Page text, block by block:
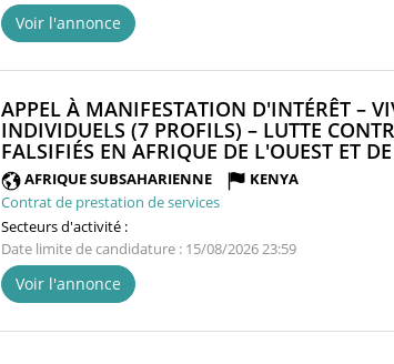
Voir l'annonce
APPEL À MANIFESTATION D'INTÉRÊT –
INDIVIDUELS (7 PROFILS) – LUTTE
FALSIFIÉS EN AFRIQUE DE L'OUEST ET
AFRIQUE SUBSAHARIENNE
KENYA
Contrat de prestation de services
Secteurs d'activité :
Date limite de candidature : 15/08/2026 23:59
Voir l'annonce